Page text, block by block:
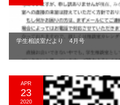
学生相談室だより 4月号
APR
23
2020